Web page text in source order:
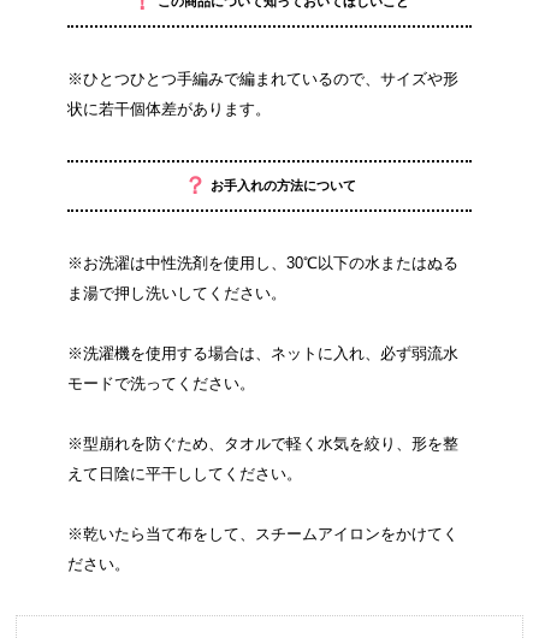
※ひとつひとつ手編みで編まれているので、サイズや形
状に若干個体差があります。
？ お手入れの方法について
※お洗濯は中性洗剤を使用し、30℃以下の水またはぬる
ま湯で押し洗いしてください。
※洗濯機を使用する場合は、ネットに入れ、必ず弱流水
モードで洗ってください。
※型崩れを防ぐため、タオルで軽く水気を絞り、形を整
えて日陰に平干ししてください。
※乾いたら当て布をして、スチームアイロンをかけてく
ださい。